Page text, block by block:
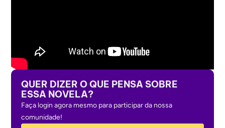
QUER DIZER O QUE PENSA SOBRE
ESSA NOVELA?
Faça login agora mesmo para participar da nossa
comunidade!